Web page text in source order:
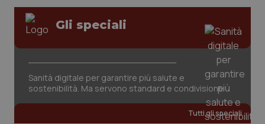
Gli speciali
Sanità digitale per garantire più salute e
sostenibilità. Ma servono standard e condivisione
Tutti gli speciali